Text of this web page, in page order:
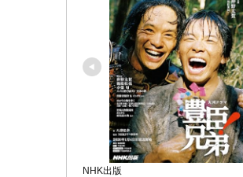
NHK出版